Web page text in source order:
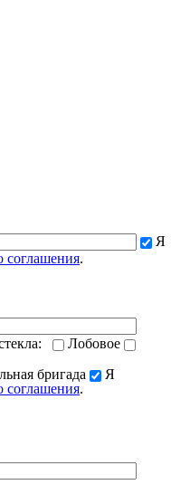
Я
соглашения.
Лобовое
бригада
Я
соглашения.